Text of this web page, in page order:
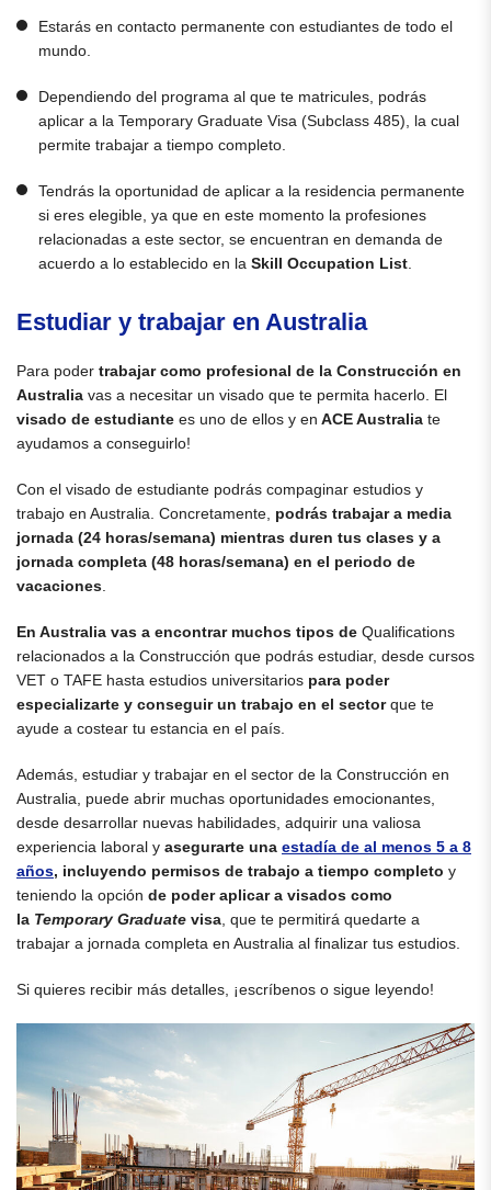
Estarás en contacto permanente con estudiantes de todo el
mundo.
Dependiendo del programa al que te matricules, podrás
aplicar a la Temporary Graduate Visa (Subclass 485), la cual
permite trabajar a tiempo completo.
Tendrás la oportunidad de aplicar a la residencia permanente
si eres elegible, ya que en este momento la profesiones
relacionadas a este sector, se encuentran en demanda de
acuerdo a lo establecido en la Skill Occupation List.
Estudiar y trabajar en Australia
Para poder trabajar como profesional de la Construcción en
Australia vas a necesitar un visado que te permita hacerlo. El
visado de estudiante es uno de ellos y en ACE Australia te
ayudamos a conseguirlo!
Con el visado de estudiante podrás compaginar estudios y
trabajo en Australia. Concretamente, podrás trabajar a media
jornada (24 horas/semana) mientras duren tus clases y a
jornada completa (48 horas/semana) en el periodo de
vacaciones.
En Australia vas a encontrar muchos tipos de Qualifications
relacionados a la Construcción que podrás estudiar, desde cursos
VET o TAFE hasta estudios universitarios para poder
especializarte y conseguir un trabajo en el sectorque te
ayude a costear tu estancia en el país.
Además, estudiar y trabajar en el sector de la Construcción en
Australia, puede abrir muchas oportunidades emocionantes,
desde desarrollar nuevas habilidades, adquirir una valiosa
experiencia laboral y asegurarte una estadía de al menos 5 a 8
años, incluyendo permisos de trabajo a tiempo completo y
teniendo la opción de poder aplicar a visados como
la Temporary Graduate visa, que te permitirá quedarte a
trabajar a jornada completa en Australia al finalizar tus estudios.
Si quieres recibir más detalles, ¡escríbenos o sigue leyendo!